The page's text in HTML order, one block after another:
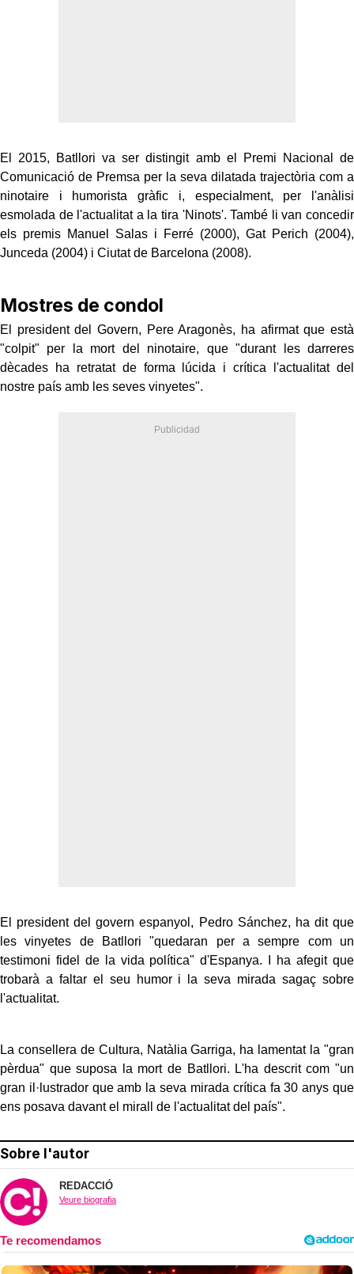
El 2015, Batllori va ser distingit amb el Premi Nacional de
Comunicació de Premsa per la seva dilatada trajectòria com a
ninotaire i humorista gràfic i, especialment, per l'anàlisi
esmolada de l'actualitat a la tira 'Ninots'. També li van concedir
els premis Manuel Salas i Ferré (2000), Gat Perich (2004),
Junceda (2004) i Ciutat de Barcelona (2008).
Mostres de condol
El president del Govern, Pere Aragonès, ha afirmat que està
"colpit" per la mort del ninotaire, que "durant les darreres
dècades ha retratat de forma lúcida i crítica l'actualitat del
nostre país amb les seves vinyetes".
El president del govern espanyol, Pedro Sánchez, ha dit que
les vinyetes de Batllori "quedaran per a sempre com un
testimoni fidel de la vida política" d'Espanya. I ha afegit que
trobarà a faltar el seu humor i la seva mirada sagaç sobre
l'actualitat.
La consellera de Cultura, Natàlia Garriga, ha lamentat la "gran
pèrdua" que suposa la mort de Batllori. L'ha descrit com "un
gran il·lustrador que amb la seva mirada crítica fa 30 anys que
ens posava davant el mirall de l'actualitat del país".
Sobre l'autor
REDACCIÓ
Veure biografia